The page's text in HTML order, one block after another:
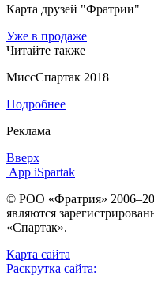
Карта друзей "Фратрии"
Уже в продаже
Читайте также
МиссСпартак 2018
Подробнее
Реклама
Вверх
App iSpartak
© РОО «Фратрия»
являются
«Спартак».
Карта сайта
Раскрутка сайта: